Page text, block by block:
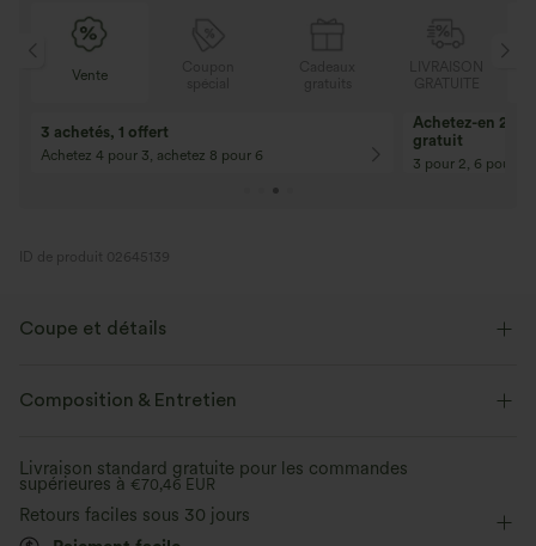
Vente
3 achetés, 1 offert
Achetez 4 pour 3, achetez 8 pour 6
Achetez-en 2,
gratuit
3 pour 2, 6 pour 4,
ID de produit 02645139
Coupe et détails
Taille plate Poches latérales
Longueur cheville sans pli
Composition & Entretien
Livraison standard gratuite pour les commandes
supérieures à €70,46 EUR
Retours faciles sous 30 jours